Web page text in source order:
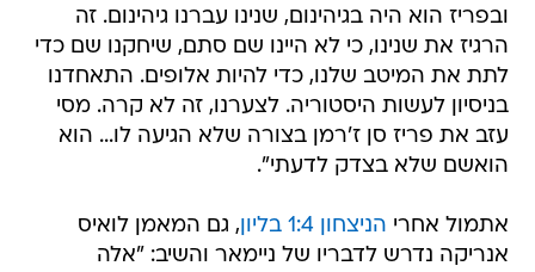
ובפריז הוא היה בגיהינום, שנינו עברנו גיהינום. זה
הרגיז את שנינו, כי לא היינו שם סתם, שיחקנו שם כדי
לתת את המיטב שלנו, כדי להיות אלופים. התאחדנו
בניסיון לעשות היסטוריה. לצערנו, זה לא קרה. מסי
עזב את פריז סן ז'רמן בצורה שלא הגיעה לו... הוא
הואשם שלא בצדק לדעתי".
אתמול אחרי הניצחון 1:4 בליון
, גם המאמן לואיס
אנריקה נדרש לדבריו של ניימאר והשיב: "אלה